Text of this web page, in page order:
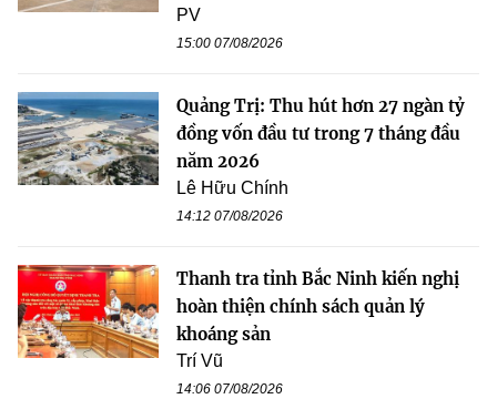
PV
15:00 07/08/2026
Quảng Trị: Thu hút hơn 27 ngàn tỷ
đồng vốn đầu tư trong 7 tháng đầu
năm 2026
Lê Hữu Chính
14:12 07/08/2026
Thanh tra tỉnh Bắc Ninh kiến nghị
hoàn thiện chính sách quản lý
khoáng sản
Trí Vũ
14:06 07/08/2026